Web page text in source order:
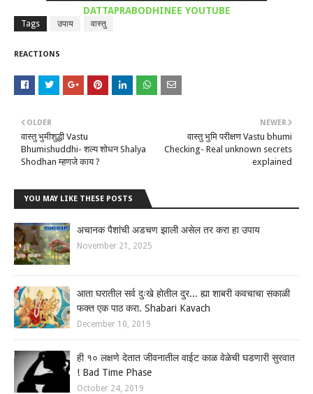
DATTAPRABODHINEE YOUTUBE
Tags उपाय वास्तु
REACTIONS
NEWER
वास्तु भुमि परीक्षण Vastu bhumi
Checking- Real unknown secrets
explained
OLDER
वास्तु भुमीशुद्धी Vastu
Bhumishuddhi- शल्य शोधन Shalya
Shodhan म्हणजे काय ?
YOU MAY LIKE THESE POSTS
अचानक पैशांची अडचण झाली असेल तर करा हा उपाय
November 21, 2025
आता घरातील सर्व दुःखे होतील दुर... ह्या शाबरी कवचाचा सकाळी
फक्त एक पाठ करा. Shabari Kavach
December 10, 2019
ही १० लक्षणे देतात जीवनातील वाईट काळ वेळेची घडणारी सुरवात
! Bad Time Phase
October 24, 2019